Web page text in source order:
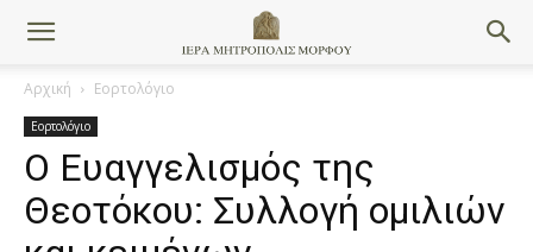
Αρχική Εορτολόγιο
Εορτολόγιο
Ο Ευαγγελισμός της
Θεοτόκου: Συλλογή ομιλιών